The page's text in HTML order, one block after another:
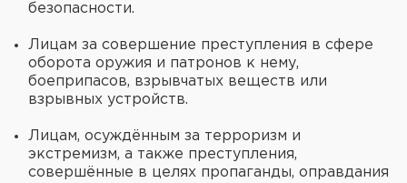
безопасности.
Лицам за совершение преступления в сфере
оборота оружия и патронов к нему,
боеприпасов, взрывчатых веществ или
взрывных устройств.
Лицам, осуждённым за терроризм и
экстремизм, а также преступления,
совершённые в целях пропаганды, оправдания